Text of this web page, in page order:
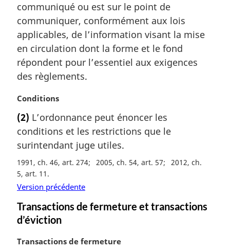
e
:
communiqué ou est sur le point de
communiquer, conformément aux lois
applicables, de l’information visant la mise
en circulation dont la forme et le fond
répondent pour l’essentiel aux exigences
des règlements.
N
t
e
m
r
g
i
a
l
:
Conditions
(2) L’ordonnance peut énoncer les
conditions et les restrictions que le
surintendant juge utiles.
1991, ch. 46, art. 274 2005, ch. 54, art. 57
2012, ch.
5, art. 11
Version précédente
Transactions de fermeture et transactions
d’éviction
N
Transactions de fermeture